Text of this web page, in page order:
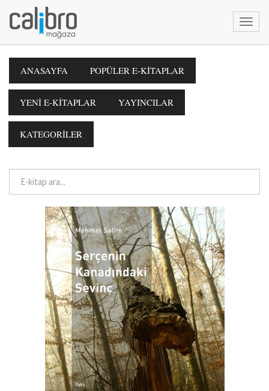
ANASAYFA POPÜLER E-KİTAPLAR
YENİ E-KİTAPLAR YAYINCILAR
KATEGORİLER